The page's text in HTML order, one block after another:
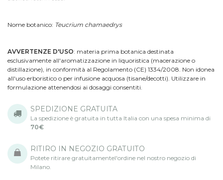
Nome botanico: Teucrium chamaedrys
AVVERTENZE D'USO: materia prima botanica destinata
esclusivamente all'aromatizzazione in liquoristica (macerazione o
distillazione), in conformità al Regolamento (CE) 1334/2008. Non idonea
all'uso erboristico o per infusione acquosa (tisane/decotti). Utilizzare in
formulazione attenendosi ai dosaggi consentiti.
SPEDIZIONE GRATUITA
La spedizione è gratuita in tutta Italia con una spesa minima di
70€
RITIRO IN NEGOZIO GRATUITO
Potete ritirare gratuitamentel'ordine nel nostro negozio di
Milano.